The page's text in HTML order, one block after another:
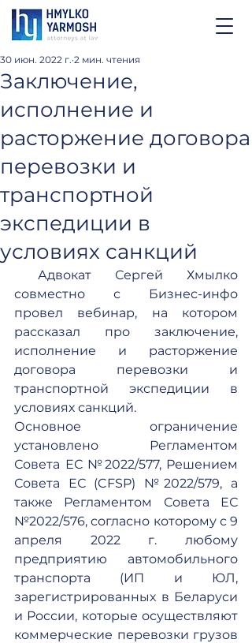
Заключение,
исполнение и
расторжение договора
перевозки и
транспортной
экспедиции в
условиях санкций
30 июн. 2022 г. 2 мин. чтения
совместно с Бизнес-инфо
провел вебинар, на котором
рассказал про заключение,
исполнение и расторжение
договора перевозки и
транспортной экспедиции в
условиях санкций.
Основное ограничение
установлено Регламентом
Совета ЕС №2022/577, Решением
Совета ЕС (CFSP) №2022/579, а
также Регламентом Совета ЕС
№2022/576, согласно которому с 9
апреля 2022 г. любому
предприятию автомобильного
транспорта (ИП и ЮЛ,
зарегистрированных в Беларуси
и России, которые осуществляют
коммерческие перевозки грузов